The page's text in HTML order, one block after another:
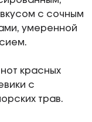
с сочным
умеренной
красных
с
трав.